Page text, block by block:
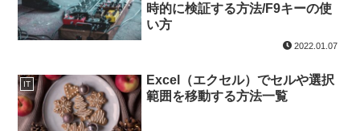
時的に検証する方法/F9キーの使
い方
2022.01.07
IT
Excel（エクセル）でセルや選択
範囲を移動する方法一覧